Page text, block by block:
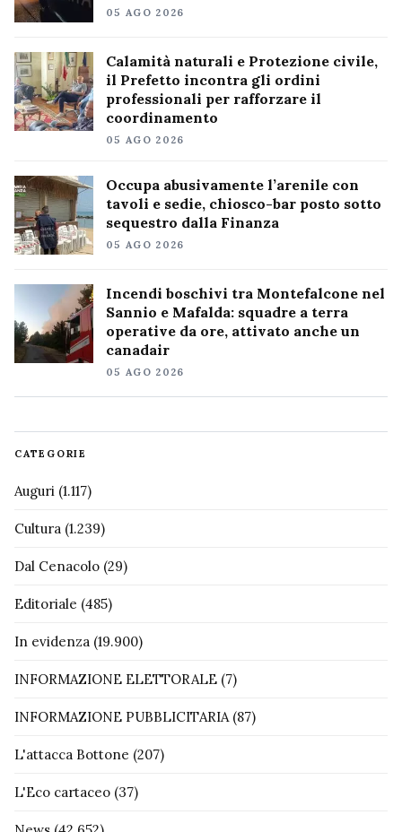
05 AGO 2026
Calamità naturali e Protezione civile,
il Prefetto incontra gli ordini
professionali per rafforzare il
coordinamento
05 AGO 2026
Occupa abusivamente l’arenile con
tavoli e sedie, chiosco-bar posto sotto
sequestro dalla Finanza
05 AGO 2026
Incendi boschivi tra Montefalcone nel
Sannio e Mafalda: squadre a terra
operative da ore, attivato anche un
canadair
05 AGO 2026
CATEGORIE
Auguri (1.117)
Cultura (1.239)
Dal Cenacolo (29)
Editoriale (485)
In evidenza (19.900)
INFORMAZIONE ELETTORALE (7)
INFORMAZIONE PUBBLICITARIA(87)
L'attacca Bottone (207)
L'Eco cartaceo (37)